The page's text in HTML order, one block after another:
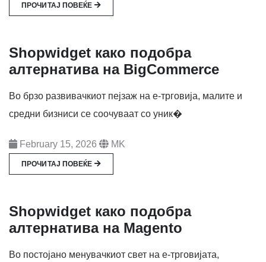
ПРОЧИТАЈ ПОВЕЌЕ
Shopwidget како подобра
алтернатива на BigCommerce
Во брзо развивачкиот пејзаж на е-трговија, малите и
средни бизниси се соочуваат со уник�
February 15, 2026 MK
ПРОЧИТАЈ ПОВЕЌЕ
Shopwidget како подобра
алтернатива на Magento
Во постојано менувачкиот свет на е-трговијата,